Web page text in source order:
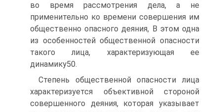
во время рассмотрения дела, а не
применительно ко времени совершения им
общественно опасного деяния, В этом одна
из особенностей общественной опасности
такого лица, характеризующая ее
динамику50.
Степень общественной опасности лица
характеризуется объективной стороной
совершенного деяния, которая указывает